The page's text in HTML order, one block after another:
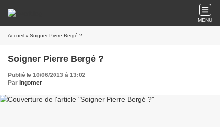
MENU
Accueil » Soigner Pierre Bergé ?
Soigner Pierre Bergé ?
Publié le 10/06/2013 à 13:02
Par Ingomer